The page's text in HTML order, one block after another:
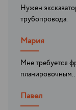
Нужен
трубопровода.
Мария
Мне требуется
Павел